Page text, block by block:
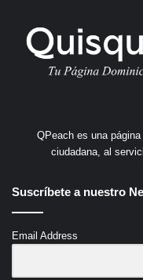
QPeach es una
ciudadana, al
Suscríbete a nuestro
Email Address